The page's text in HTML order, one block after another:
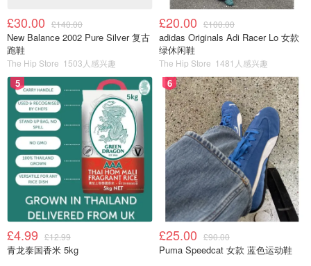
£30.00 £140.00
New Balance 2002 Pure Silver 复古
跑鞋
The Hip Store 1503人感兴趣
£20.00 £100.00
adidas Originals Adi Racer Lo 女款
绿休闲鞋
The Hip Store 1481人感兴趣
5
£4.99 £12.99
青龙泰国香米 5kg
6
£25.00 £90.00
Puma Speedcat 女款 蓝色运动鞋